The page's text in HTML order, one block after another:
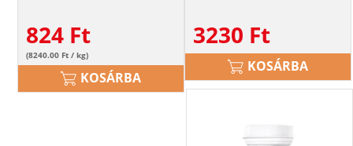
824 Ft
(8240.00 Ft / kg)
KOSÁRBA
3230 Ft
KOSÁRBA